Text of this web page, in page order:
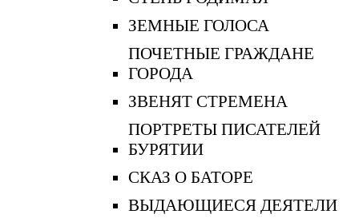
ЗЕМНЫЕ ГОЛОСА
ПОЧЕТНЫЕ ГРАЖДАНЕ
ГОРОДА
ЗВЕНЯТ СТРЕМЕНА
ПОРТРЕТЫ ПИСАТЕЛЕЙ
БУРЯТИИ
СКАЗ О БАТОРЕ
ВЫДАЮЩИЕСЯ ДЕЯТЕЛИ